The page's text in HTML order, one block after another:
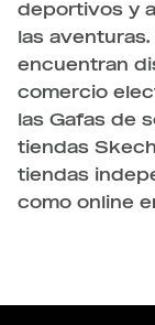
deportivos y
las
encuentran
comercio
las Gafas de
tiendas
tiendas
como online